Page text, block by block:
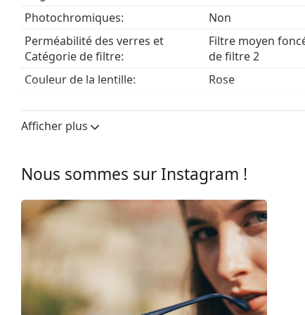
populaires.
Photochromiques:
Non
Perméabilité des verres et
Catégorie de filtre:
Filtre moyen
de filtre 2
Couleur de la lentille:
Rose
Largeur des verres:
Filtre UV 400:
Oui
Forme de la monture:
Arrondie
Couleur du cadre:
Eau foncée
Plastique
Taille:
M
130 mm
Afficher plus
Nous sommes sur Instagram !